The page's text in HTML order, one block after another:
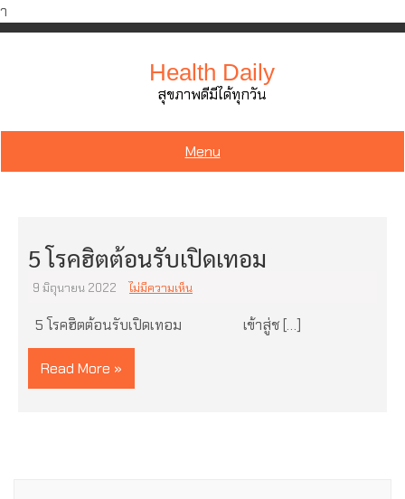
ำ
Skip
Health Daily
สุขภาพดีมีได้ทุกวัน
Menu
5 โรคฮิตต้อนรับเปิดเทอม
9 มิถุนายน 2022 ไม่มีความเห็น
5 โรคฮิตต้อนรับเปิดเทอม เข้าสู่ช […]
Read More »